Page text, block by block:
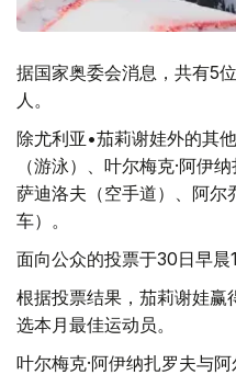
据国家奥委会消息，共有5
人。
除尤利亚•茄莉谢娃外的其
（游泳）、叶尔梅克·阿伊
萨迪洛夫（空手道）、阿尔
车）。
面向公众的投票于30日早晨
根据投票结果，茄莉谢娃
选本月最佳运动员。
叶尔梅克·阿伊纳扎罗夫与